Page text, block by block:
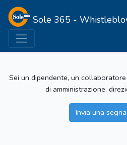
Sole 365 -
Sei un dipendente, un
di amministrazione,
Invia una